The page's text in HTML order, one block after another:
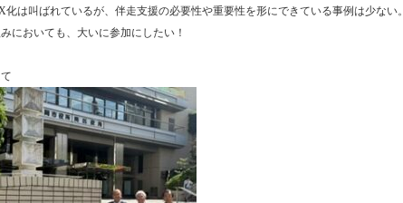
は叫ばれているが、伴走支援の必要性や重要性を形にできている事例は少ない。
においても、大いに参加にしたい！